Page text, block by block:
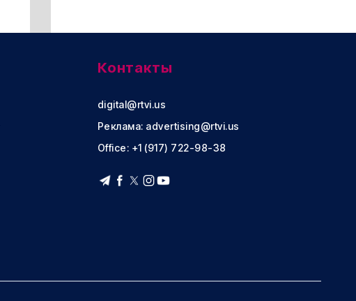
Контакты
digital@rtvi.us
Реклама: advertising@rtvi.us
Office: +1 (917) 722-98-38